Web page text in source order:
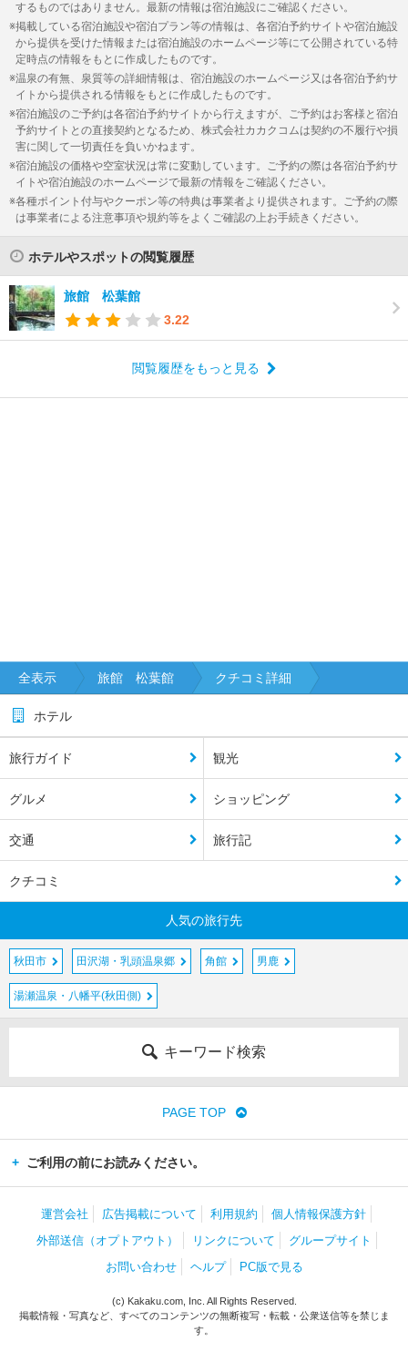
するものではありません。最新の情報は宿泊施設にご確認ください。
掲載している宿泊施設や宿泊プラン等の情報は、各宿泊予約サイトや宿泊施設
から提供を受けた情報または宿泊施設のホームページ等にて公開されている特
定時点の情報をもとに作成したものです。
温泉の有無、泉質等の詳細情報は、宿泊施設のホームページ又は各宿泊予約サ
イトから提供される情報をもとに作成したものです。
宿泊施設のご予約は各宿泊予約サイトから行えますが、ご予約はお客様と宿泊
予約サイトとの直接契約となるため、株式会社カカクコムは契約の不履行や損
害に関して一切責任を負いかねます。
宿泊施設の価格や空室状況は常に変動しています。ご予約の際は各宿泊予約サ
イトや宿泊施設のホームページで最新の情報をご確認ください。
各種ポイント付与やクーポン等の特典は事業者より提供されます。ご予約の際
は事業者による注意事項や規約等をよくご確認の上お手続きください。
ホテルやスポットの閲覧履歴
旅館 松葉館
3.22
閲覧履歴をもっと見る
全表示 旅館 松葉館 クチコミ詳細
ホテル
旅行ガイド 観光
グルメ ショッピング
交通 旅行記
クチコミ
人気の旅行先
秋田市 田沢湖・乳頭温泉郷 角館 男鹿
湯瀬温泉・八幡平(秋田側)
キーワード検索
PAGE TOP
ご利用の前にお読みください。
運営会社 広告掲載について 利用規約
個人情報保護方針
外部送信（オプトアウト）
リンクについて
グループサイト
お問い合わせ
ヘルプ PC版で見る
(c) Kakaku.com, Inc. All Rights Reserved.
掲載情報・写真など、すべてのコンテンツの無断複写・転載・公衆送信等を禁じま
す。